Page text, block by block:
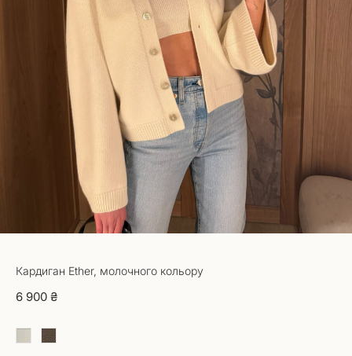
Кардиган Ether, молочного кольору
6 900 ₴